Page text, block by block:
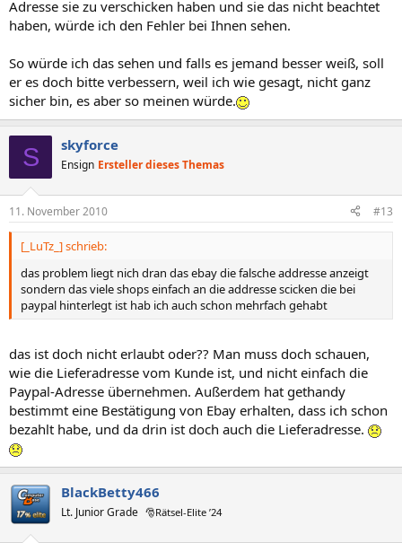
Adresse sie zu verschicken haben und sie das nicht beachtet
haben, würde ich den Fehler bei Ihnen sehen.
So würde ich das sehen und falls es jemand besser weiß, soll
er es doch bitte verbessern, weil ich wie gesagt, nicht ganz
sicher bin, es aber so meinen würde.
S skyforce
Ensign Ersteller dieses Themas
11. November 2010 #13
[_LuTz_] schrieb:
das problem liegt nich dran das ebay die falsche addresse anzeigt
sondern das viele shops einfach an die addresse scicken die bei
paypal hinterlegt ist hab ich auch schon mehrfach gehabt
das ist doch nicht erlaubt oder?? Man muss doch schauen,
wie die Lieferadresse vom Kunde ist, und nicht einfach die
Paypal-Adresse übernehmen. Außerdem hat gethandy
bestimmt eine Bestätigung von Ebay erhalten, dass ich schon
bezahlt habe, und da drin ist doch auch die Lieferadresse.
BlackBetty466
Lt. Junior Grade 🎅Rätsel-Elite ’24